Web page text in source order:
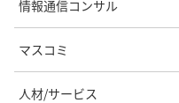
情報通信コンサル
マスコミ
人材/サービス